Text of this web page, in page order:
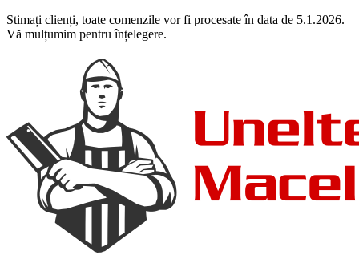
Stimați clienți, toate comenzile vor fi procesate în data de 5.1.2026.
Vă mulțumim pentru înțelegere.